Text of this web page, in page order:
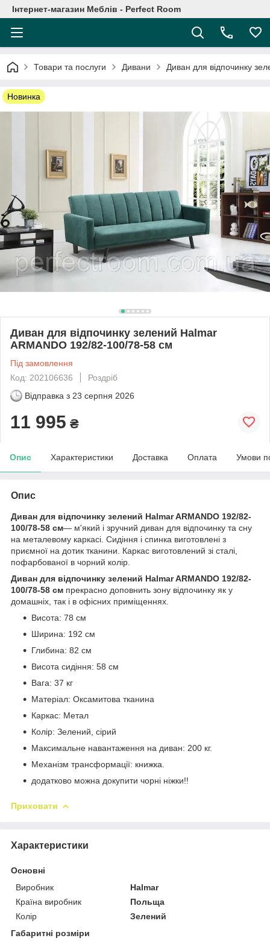
Інтернет-магазин Меблів - Perfect Room
Товари та послуги Дивани Диван для відпочинку
Новинка
Диван для відпочинку зелений Halmar
ARMANDO 192/82-100/78-58 см
Під замовлення
Код: 202106636
Роздріб
Відправка з 23 серпня 2026
11 995 ₴
Опис Характеристики Доставка Оплата Умови
Опис
Диван для відпочинку зелений Halmar ARMANDO 192/82-
100/78-58 см— м'який і зручний диван для відпочинку та сну
на металевому каркасі. Сидіння і спинка виготовлені з
приємної на дотик тканини. Каркас виготовлений зі сталі,
пофарбованої в чорний колір.
Диван для відпочинку зелений Halmar ARMANDO 192/82-
100/78-58 см прекрасно доповнить зону відпочинку як у
домашніх, так і в офісних приміщеннях.
Висота: 78 см
Ширина: 192 см
Глибина: 82 см
Висота сидіння: 58 см
Вага: 37 кг
Матеріал: Оксамитова тканина
Каркас: Метал
Колір: Зелений, сірий
Максимальне навантаження на диван: 200 кг.
Механізм трансформації: книжка.
додатково можна докупити чорні ніжки!!
Приховати
Характеристики
Основні
Виробник
Halmar
Країна виробник
Польща
Колір
Зелений
Габаритні розміри